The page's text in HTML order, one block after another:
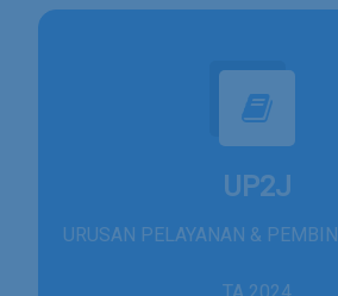
UP2J
URUSAN PELAYANAN &